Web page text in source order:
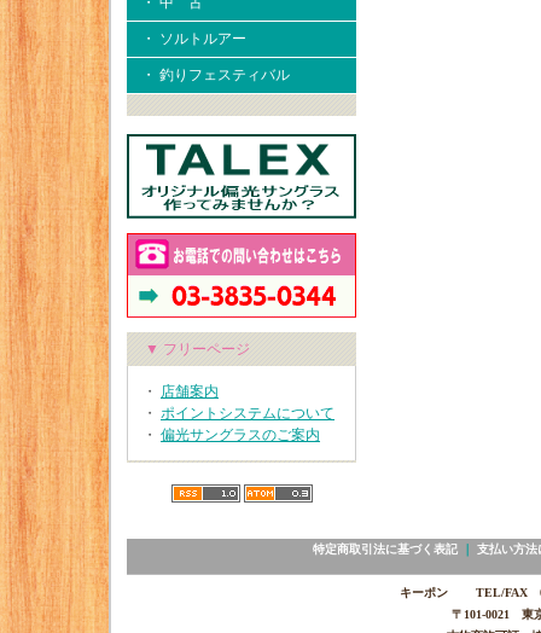
・ ソルトルアー
・ 釣りフェスティバル
▼ フリーページ
・ 店舗案内
・ ポイントシステムについて
・ 偏光サングラスのご案内
特定商取引法に基づく表記｜ 支払い方法
キーポン TEL/FAX
〒101-0021 東